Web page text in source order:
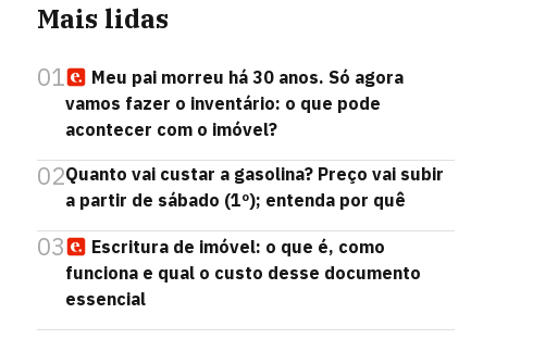
Mais lidas
01
Meu pai morreu há 30 anos. Só agora
vamos fazer o inventário: o que pode
acontecer com o imóvel?
02Quanto vai custar a gasolina? Preço vai subir
a partir de sábado (1º); entenda por quê
03
Escritura de imóvel: o que é, como
funciona e qual o custo desse documento
essencial